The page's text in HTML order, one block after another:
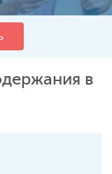
в